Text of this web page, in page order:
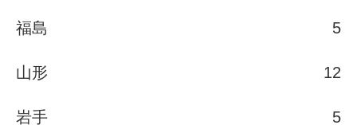
福島 5
山形 12
岩手 5